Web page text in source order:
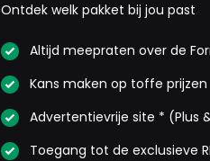
Ontdek welk pakket bij jou past
Altijd meepraten over de
Kans maken op toffe prijzen
Advertentievrije site * (Plus
Toegang tot de exclusieve